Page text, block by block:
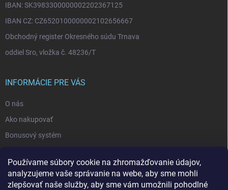
Používame súbory cookie na zhromažďovanie údajov,
analyzujeme vaše správanie na webe, aby sme mohli
zlepšovať naše služby, aby sme vám umožnili pohodlné
IBAN: SK3983300000002202367125
IBAN CZ: CZ6520100000002102656667
Obchodný register Okresného súdu Trnava
oddiel Sro, vložka č. 48236/T
INFORMÁCIE PRE VÁS
O nás
Ako nakupovať
Bonusový systém
Blog - najnovšie články
Obchodné podmienky